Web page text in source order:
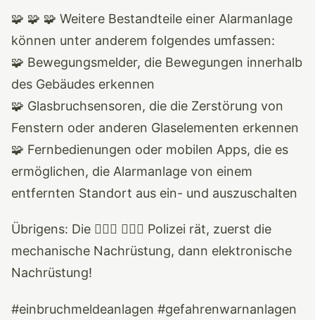
🧩 🧩 🧩 Weitere Bestandteile einer Alarmanlage
können unter anderem folgendes umfassen:
🧩 Bewegungsmelder, die Bewegungen innerhalb
des Gebäudes erkennen
🧩 Glasbruchsensoren, die die Zerstörung von
Fenstern oder anderen Glaselementen erkennen
🧩 Fernbedienungen oder mobilen Apps, die es
ermöglichen, die Alarmanlage von einem
entfernten Standort aus ein- und auszuschalten
Übrigens: Die 👮🏻‍♀️ 👮🏼‍♂️ Polizei rät, zuerst die
mechanische Nachrüstung, dann elektronische
Nachrüstung!
#einbruchmeldeanlagen #gefahrenwarnanlagen